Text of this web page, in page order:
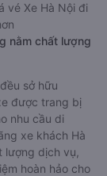
vé Xe Hà Nội đi
nằm chất lượng
sở hữu
được trang bị
nhu cầu di
xe khách Hà
lượng dịch vụ,
hoàn hảo cho